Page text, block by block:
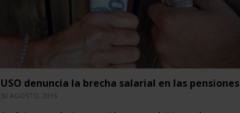
USO denuncia la brecha salarial en las pensiones
30 AGOSTO, 2016